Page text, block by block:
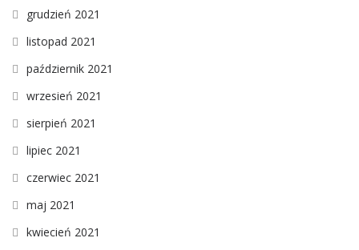
grudzień 2021
listopad 2021
październik 2021
wrzesień 2021
sierpień 2021
lipiec 2021
czerwiec 2021
maj 2021
kwiecień 2021